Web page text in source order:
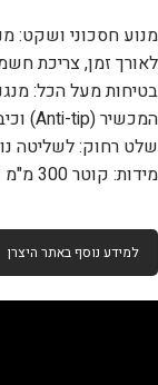
לאורך זמן, צריכת
בטיחות מעל הכל:
המכשיר (Anti-tip) וכיבוי אוטומטי בעת פתיחת תא הפילטר.
שלט רחוק: לשליטה
מידות: קוטר 300 מ"מ | גובה 708 מ"מ.
למידע נוסף באתר היצרן